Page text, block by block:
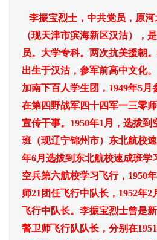
李振宝烈士，中共党员，原河
（现天津市滨海新区汉沽），
员。大学专科。两次抗美援朝
出生于汉沽，参军前高中文化
加南下百人学生团，1949年5月
在第四野战军四十四军一三零
宣传干事。1950年1月，选拔
班（现辽宁锦州市）东北航校
年6月选拔到东北航校速成班学
空兵第六航校学习飞行，1950
师21团任飞行中队长，1952年2
飞行中队长。李振宝烈士曾是
警卫师飞行队队长，分别在